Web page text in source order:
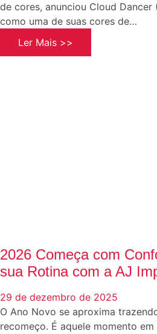
de cores, anunciou Cloud Dancer
como uma de suas cores de…
Ler Mais >>
2026 Começa com
sua Rotina com a AJ
29 de dezembro de 2025
O Ano Novo se aproxima
recomeço. É aquele momento